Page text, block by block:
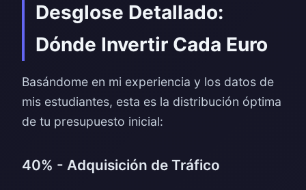
Desglose Detallado:
Dónde Invertir Cada Euro
Basándome en mi experiencia y los datos de
mis estudiantes, esta es la distribución óptima
de tu presupuesto inicial:
40% - Adquisición de Tráfico